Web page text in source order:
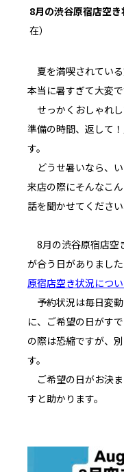
8月の渋谷原宿店空き
在）
夏を満喫されてい
本当に暑すぎて大変で
せっかくおしゃれ
準備の時間、返して
す。
どうせ暑いなら、
来店の際にそんなこ
話を聞かせてください
8月の渋谷原宿店空
が合う日がありまし
原宿店空き状況につ
予約状況は毎日変
に、ご希望の日がす
の際は恐縮ですが、
す。
ご希望の日がお決
すと助かります。